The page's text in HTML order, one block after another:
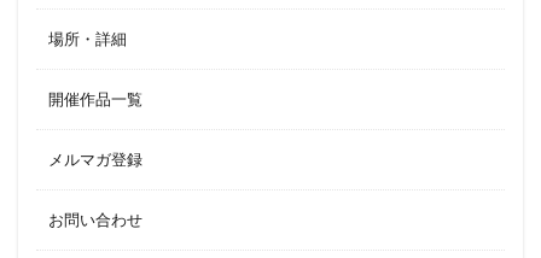
場所・詳細
開催作品一覧
メルマガ登録
お問い合わせ